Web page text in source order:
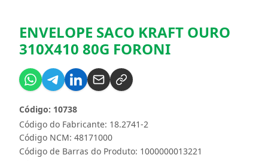
ENVELOPE SACO KRAFT OURO
310X410 80G FORONI
Código do Fabricante: 18.2741-2
Código: 10738
Código NCM: 48171000
Código de Barras do Produto: 1000000013221